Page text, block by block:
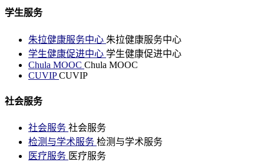
学生服务
朱拉健康服务中心 朱拉健康服务中心
学生健康促进中心 学生健康促进中心
Chula MOOC Chula MOOC
CUVIPCUVIP
社会服务
社会服务 社会服务
检测与学术服务 检测与学术服务
医疗服务 医疗服务